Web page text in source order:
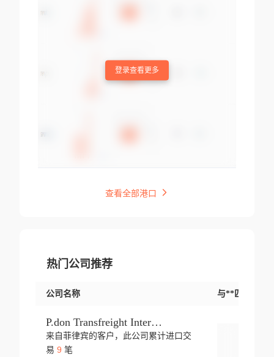
登录查看更多
查看全部港口
热门公司推荐
公司名称 与**匹配交易
P.don Transfreight International
来自菲律宾的客户，此公司累计进口交
易 9 笔